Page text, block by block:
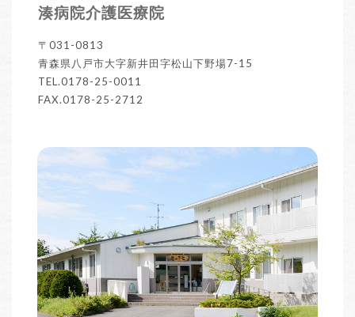
湊病院介護医療院
〒031-0813
青森県八戸市大字新井田字松山下野場7-15
TEL.0178-25-0011
FAX.0178-25-2712